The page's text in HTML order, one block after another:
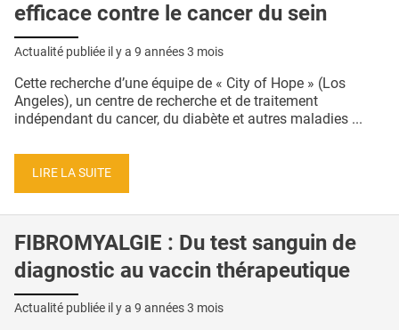
efficace contre le cancer du sein
Actualité publiée il y a 9 années 3 mois
Cette recherche d’une équipe de « City of Hope » (Los
Angeles), un centre de recherche et de traitement
indépendant du cancer, du diabète et autres maladies ...
LIRE LA SUITE
FIBROMYALGIE : Du test sanguin de
diagnostic au vaccin thérapeutique
Actualité publiée il y a 9 années 3 mois